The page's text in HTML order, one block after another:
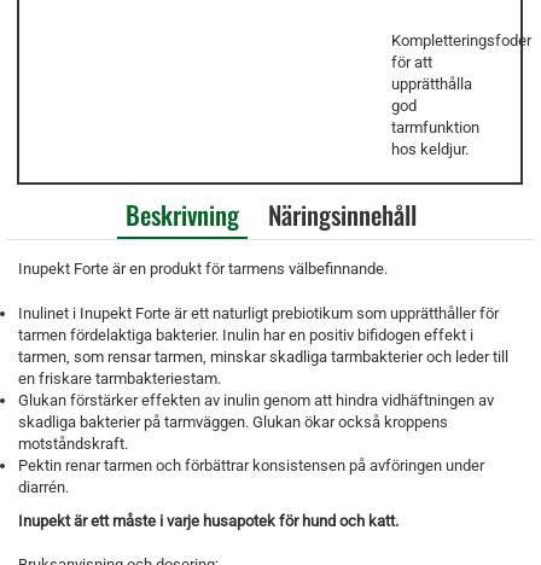
Kompletteringsfoder
för att
upprätthålla
god
tarmfunktion
hos keldjur.
Beskrivning Näringsinnehåll
Inupekt Forte är en produkt för tarmens välbefinnande.
Inulinet i Inupekt Forte är ett naturligt prebiotikum som upprätthåller för
tarmen fördelaktiga bakterier. Inulin har en positiv bifidogen effekt i
tarmen, som rensar tarmen, minskar skadliga tarmbakterier och leder till
en friskare tarmbakteriestam.
Glukan förstärker effekten av inulin genom att hindra vidhäftningen av
skadliga bakterier på tarmväggen. Glukan ökar också kroppens
motståndskraft.
Pektin renar tarmen och förbättrar konsistensen på avföringen under
diarrén.
Inupekt är ett måste i varje husapotek för hund och katt.